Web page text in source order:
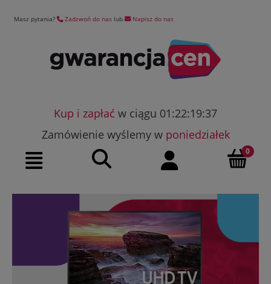
Masz pytania? Zadzwoń do nas lub Napisz do nas
Kup i zapłać w ciągu 01:22:19:36
Zamówienie wyślemy w poniedziałek